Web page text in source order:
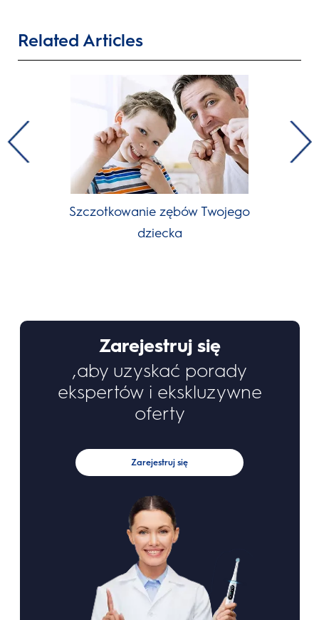
Related Articles
Szczotkowanie zębów Twojego
dziecka
Zarejestruj się
,aby uzyskać porady
ekspertów i ekskluzywne
oferty
Zarejestruj się